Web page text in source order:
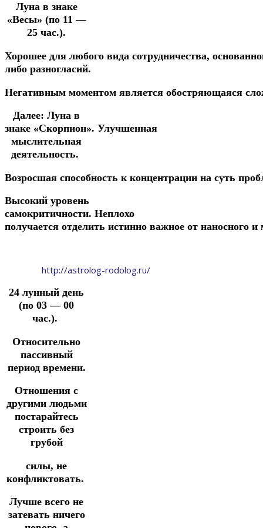
Луна в знаке
«Весы» (по 11 —
25 час.).
Хорошее для любого вида сотрудничества,
либо разногласий.
Негативным моментом является обостряющаяся
Далее: Луна в
знаке «Скорпион». Улучшенная
мыслительная
деятельность.
Возросшая способность к концентрации на суть
Высокий уровень
самокритичности. Неплохо
получается отделить истинно важное от наносного и
http://astrolog-rodolog.ru/
24 лунный день
(по 03 — 00
час.).
Относительно
пассивный
период времени.
Отношения с
другими людьми
постарайтесь
строить без
грубой
силы, не
конфликтовать.
Лучше всего не
затевать ничего